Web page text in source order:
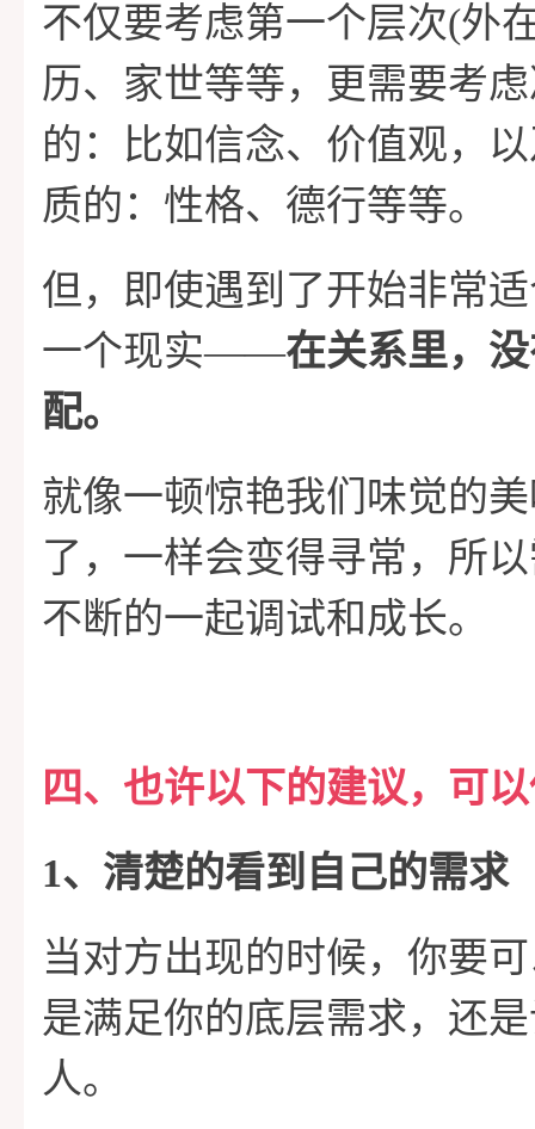
不仅要考虑第一个层次(外
历、家世等等，更需要考
的：比如信念、价值观，
质的：性格、德行等等。
但，即使遇到了开始非常
一个现实——在关系里，
配。
就像一顿惊艳我们味觉的
了，一样会变得寻常，所
不断的一起调试和成长。
四、也许以下的建议，可
1、清楚的看到自己的需求
当对方出现的时候，你要
是满足你的底层需求，还
人。